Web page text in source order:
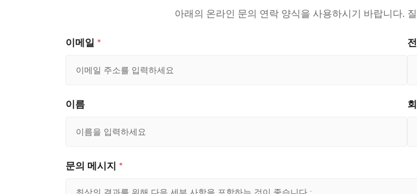
아래의 온라인 문의 연락 양식을 사용하시기 바랍니다.
이메일 *
이름
문의 메시지 *